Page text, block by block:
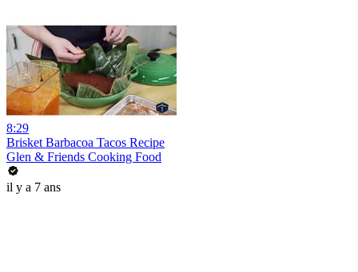
8:29
Brisket Barbacoa Tacos Recipe
Glen & Friends Cooking Food
il y a 7 ans